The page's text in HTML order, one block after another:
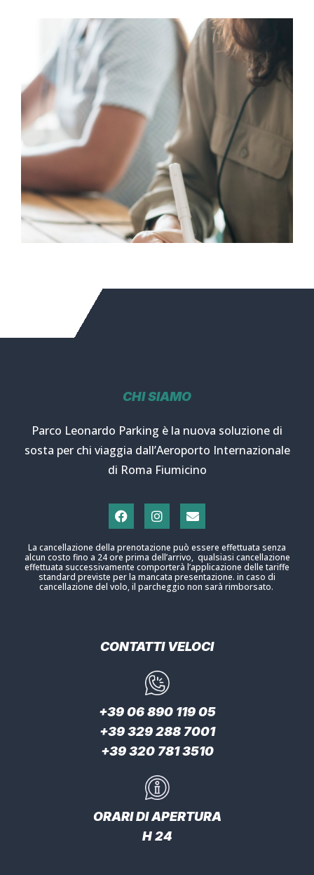
CHI SIAMO
Parco Leonardo Parking è la nuova soluzione di
sosta per chi viaggia dall’Aeroporto Internazionale
di Roma Fiumicino
La cancellazione della prenotazione può essere effettuata senza
alcun costo fino a 24 ore prima dell’arrivo, qualsiasi cancellazione
effettuata successivamente comporterà l’applicazione delle tariffe
standard previste per la mancata presentazione. in caso di
cancellazione del volo, il parcheggio non sarà rimborsato.
CONTATTI VELOCI
+39 06 890 119 05
+39 329 288 7001
+39 320 781 3510
ORARI DI APERTURA
H 24